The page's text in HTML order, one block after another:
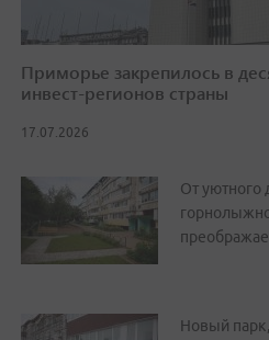
Приморье закрепилось в
инвест-регионов страны
17.07.2026
От уютного
Новый